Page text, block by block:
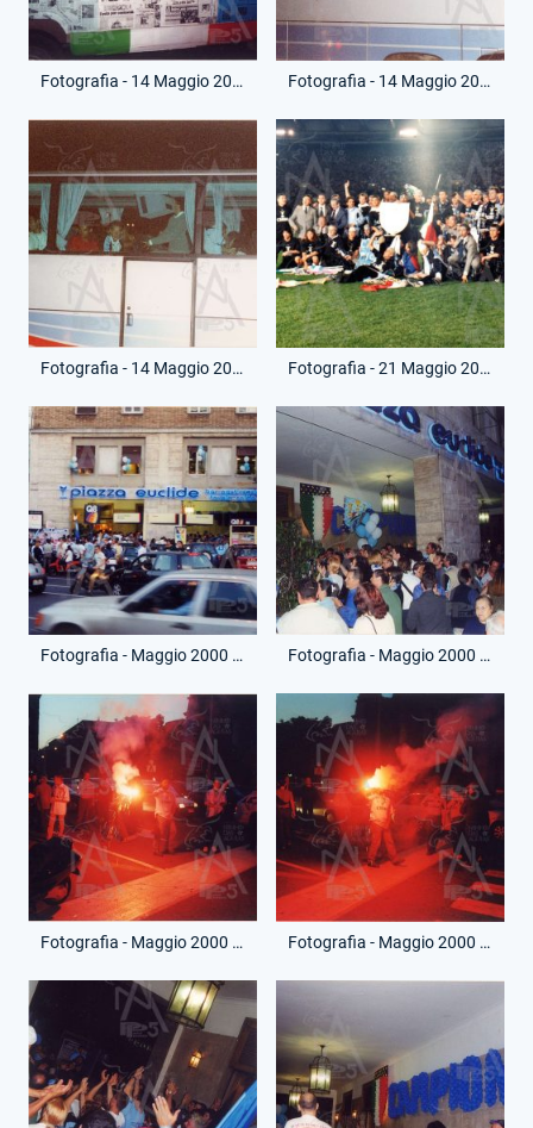
Fotografia - 14 Maggio 2000 - Vittoria Scudetto - Festa Strada Fotografia - 14 Maggio 2000 - Vittoria Scudetto - Pullman Giocatori
Fotografia - 14 Maggio 2000 - Vittoria Scudetto - Pullman Giocatori Fotografia - 21 Maggio 2000 - Festa Scudetto - Lazio-Bologna
Fotografia - Maggio 2000 - Piazza Euclide - Festa Scudetto Fotografia - Maggio 2000 - Piazza Euclide - Festa Scudetto
Fotografia - Maggio 2000 - Piazza Euclide - Festa Scudetto Fotografia - Maggio 2000 - Piazza Euclide - Festa Scudetto